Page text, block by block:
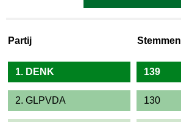
Partij Stemmen
1. DENK 139
2. GLPVDA 130